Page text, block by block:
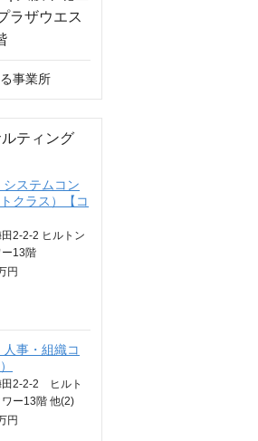
事業所
ティング
システムコン
クラス）【コ
2-2-2 ヒルトン
13階
円
人事・組織コ
田2-2-2 ヒルト
ー13階 他(2)
円